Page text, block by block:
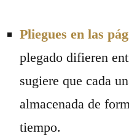
Pliegues en las
plegado difieren
sugiere que cada
almacenada de
tiempo.